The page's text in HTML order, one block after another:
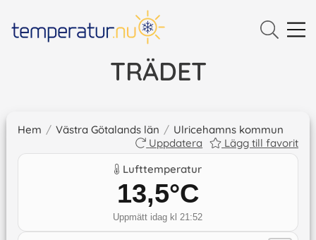
TRÄDET
Hem / Västra Götalands län / Ulricehamns kommun
Uppdatera
Lägg till favorit
Lufttemperatur
13,5°C
Uppmätt idag kl 21:52